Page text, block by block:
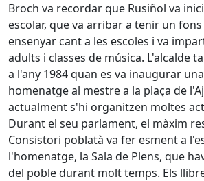
Broch va recordar que Rusiñol va
escolar, que va arribar a tenir un
ensenyar cant a les escoles i va
adults i classes de música. L'alcalde
a l'any 1984 quan es va inaugurar
homenatge al mestre a la plaça de
actualment s'hi organitzen moltes
Durant el seu parlament, el màxim
Consistori poblatà va fer esment a
l'homenatge, la Sala de Plens, que
del poble durant molt temps. Els